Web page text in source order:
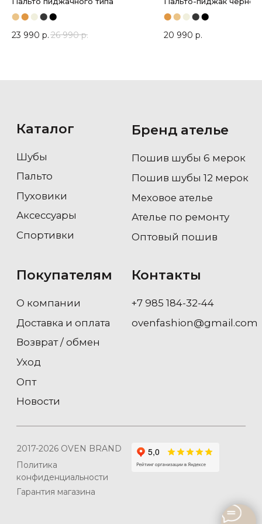
⬤ ⬤ ⬤ ⬤ ⬤
23 990 р. 26 990 р.
⬤ ⬤ ⬤ ⬤ ⬤
20 990 р.